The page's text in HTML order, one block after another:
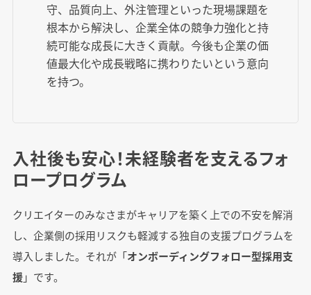
守、品質向上、外注管理といった現場課題を
根本から解決し、企業全体の競争力強化と持
続可能な成長に大きく貢献。今後も企業の価
値最大化や成長戦略に携わりたいという意向
を持つ。
入社後も安心！未経験者を支えるフォ
ロープログラム
クリエイターのみなさまがキャリアを築く上での不安を解消
し、企業側の採用リスクも軽減する独自の支援プログラムを
導入しました。それが「オンボーディングフォロー型採用支
援」です。